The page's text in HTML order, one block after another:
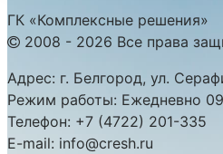
ГК «Комплексные решения»
2008 - 2026 Все права
Адрес: г. Белгород, ул.
Режим работы: Ежедневно
Телефон: +7 (4722) 201-335
E-mail: info@cresh.ru